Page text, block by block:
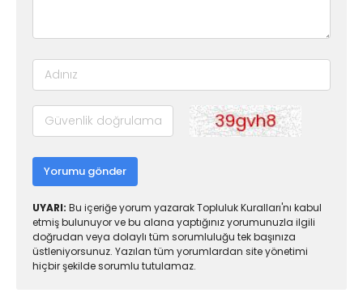
Yorumu gönder
UYARI: Bu içeriğe yorum yazarak Topluluk Kuralları'nı kabul
etmiş bulunuyor ve bu alana yaptığınız yorumunuzla ilgili
doğrudan veya dolaylı tüm sorumluluğu tek başınıza
üstleniyorsunuz. Yazılan tüm yorumlardan site yönetimi
hiçbir şekilde sorumlu tutulamaz.